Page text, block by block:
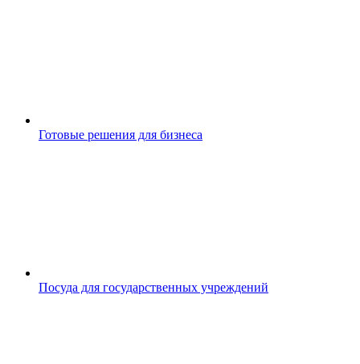
Готовые решения для бизнеса
Посуда для государственных учреждений